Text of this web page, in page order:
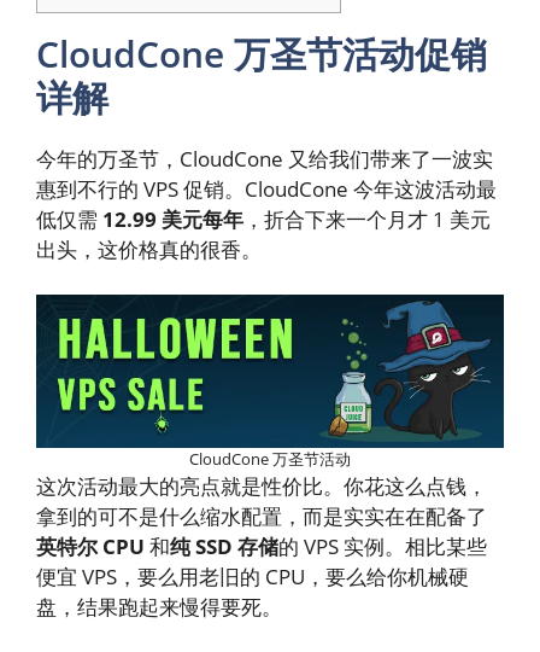
CloudCone 万圣节活动促销
详解
今年的万圣节，CloudCone 又给我们带来了一波实
惠到不行的 VPS 促销。CloudCone 今年这波活动最
低仅需 12.99 美元每年 ，折合下来一个月才 1 美元
出头，这价格真的很香。
CloudCone 万圣节活动
这次活动最大的亮点就是性价比。你花这么点钱，
拿到的可不是什么缩水配置，而是实实在在配备了
英特尔 CPU 和纯 SSD 存储的 VPS 实例。相比某些
便宜 VPS，要么用老旧的 CPU，要么给你机械硬
盘，结果跑起来慢得要死。